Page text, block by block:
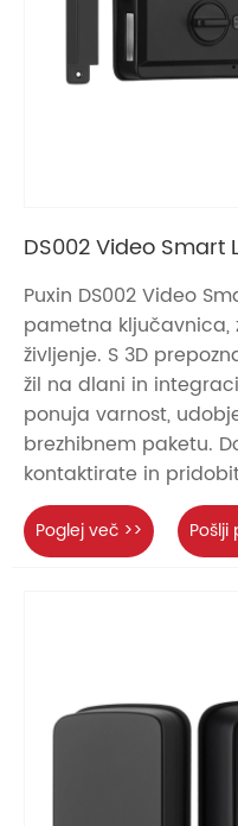
DS002 Video Smart
Puxin DS002 Video
pametna ključavnica,
življenje. S 3D
žil na dlani in
ponuja varnost,
brezhibnem paketu.
kontaktirate in
Poglej več >>